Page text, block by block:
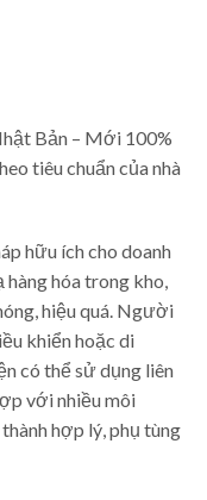
Bản – Mới 100%
tiêu chuẩn của nhà
hữu ích cho doanh
hàng hóa trong kho,
hiệu quá. Người
khiển hoặc di
có thể sử dụng liên
với nhiều môi
hợp lý, phụ tùng